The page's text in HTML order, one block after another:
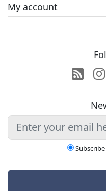
My account
RSS
Subscribe